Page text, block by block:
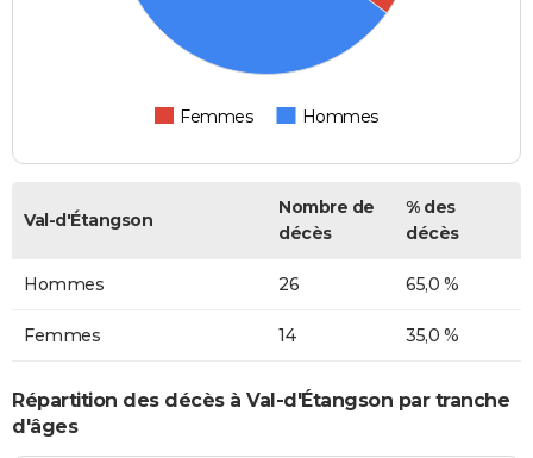
Femmes Hommes
Val-d'Étangson
Nombre de
décès
% des
décès
Hommes 26 65,0 %
Femmes 14 35,0 %
Répartition des décès à Val-d'Étangson par tranche
d'âges